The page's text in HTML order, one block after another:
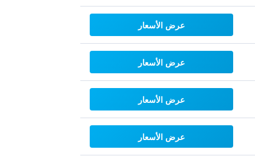
عرض الأسعار
عرض الأسعار
عرض الأسعار
عرض الأسعار